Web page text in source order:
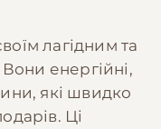
лагідним та
енергійні,
які швидко
Ці